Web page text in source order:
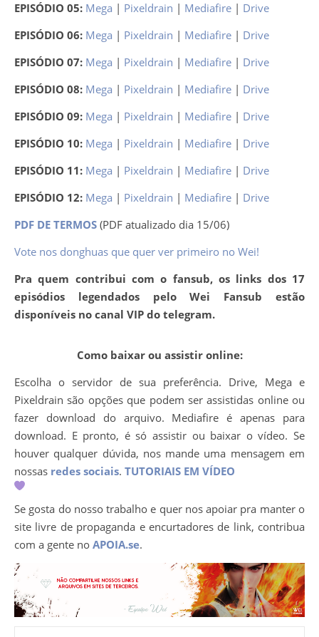
EPISÓDIO 05: Mega | Pixeldrain | Mediafire | Drive
EPISÓDIO 06: Mega | Pixeldrain | Mediafire | Drive
EPISÓDIO 07: Mega | Pixeldrain | Mediafire | Drive
EPISÓDIO 08: Mega | Pixeldrain | Mediafire | Drive
EPISÓDIO 09: Mega | Pixeldrain | Mediafire | Drive
EPISÓDIO 10: Mega | Pixeldrain | Mediafire | Drive
EPISÓDIO 11: Mega | Pixeldrain | Mediafire | Drive
EPISÓDIO 12: Mega | Pixeldrain | Mediafire | Drive
PDF DE TERMOS (PDF atualizado dia 15/06)
Vote nos donghuas que quer ver primeiro no Wei!
Pra quem contribui com o fansub, os links dos 17
episódios legendados pelo Wei Fansub estão
disponíveis no canal VIP do telegram.
Como baixar ou assistir online:
Escolha o servidor de sua preferência. Drive, Mega e
Pixeldrain são opções que podem ser assistidas online ou
fazer download do arquivo. Mediafire é apenas para
download. E pronto, é só assistir ou baixar o vídeo. Se
houver qualquer dúvida, nos mande uma mensagem em
nossas redes sociais. TUTORIAIS EM VÍDEO
Se gosta do nosso trabalho e quer nos apoiar pra manter o
site livre de propaganda e encurtadores de link, contribua
com a gente no APOIA.se.